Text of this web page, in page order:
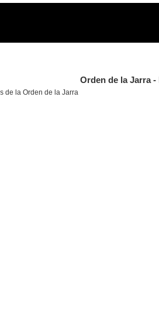
Orden de la Jarra -
de la Orden de la Jarra